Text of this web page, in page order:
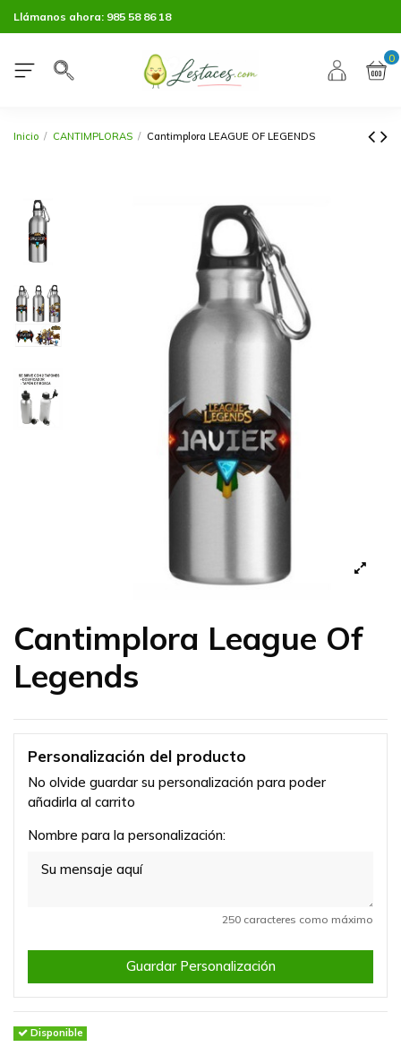
Llámanos ahora: 985 58 86 18
0
Inicio CANTIMPLORAS Cantimplora LEAGUE OF LEGENDS
Cantimplora League Of
Legends
Personalización del producto
No olvide guardar su personalización para poder
añadirla al carrito
Nombre para la personalización:
250 caracteres como máximo
Guardar Personalización
Disponible